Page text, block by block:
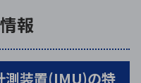
報
測装置(IMU)の特